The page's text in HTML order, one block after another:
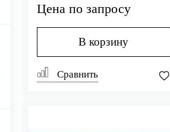
Цена по запросу
В корзину
Сравнить